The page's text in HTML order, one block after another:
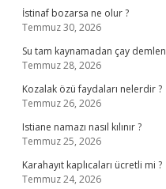
İstinaf bozarsa ne olur ?
Temmuz 30, 2026
Su tam kaynamadan çay
Temmuz 28, 2026
Kozalak özü faydaları nelerdir ?
Temmuz 26, 2026
Istiane namazı nasıl kılınır ?
Temmuz 25, 2026
Karahayıt kaplıcaları ücretli mi ?
Temmuz 24, 2026